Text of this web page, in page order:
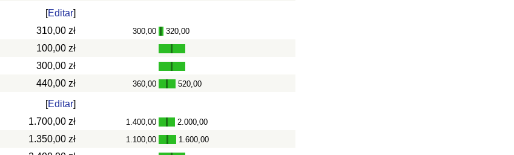
[Editar]
310,00 zł 300,00 - 320,00
100,00 zł
300,00 zł
440,00 zł 360,00 - 520,00
[Editar]
1.700,00 zł 1.400,00 - 2.000,00
1.350,00 zł 1.100,00 - 1.600,00